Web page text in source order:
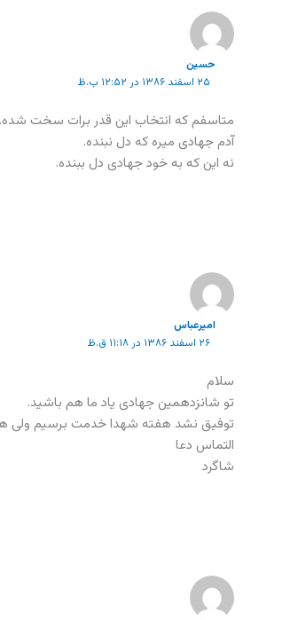
حسین
۲۵ اسفند ۱۳۸۶ در ۱۲:۵۲ ب.ظ
متاسفم که انتخاب این قدر برات سخت شده.
آدم جهادی میره که دل نبنده.
نه این که به خود جهادی دل ببنده.
امیرعباس
۲۶ اسفند ۱۳۸۶ در ۱۱:۱۸ ق.ظ
سلام
تو شانزدهمین جهادی یاد ما هم باشید.
توفیق نشد هفته شهدا خدمت برسیم ولی
التماس دعا
شاگرد